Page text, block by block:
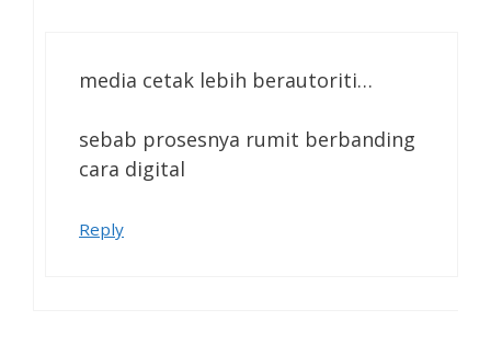
media cetak lebih berautoriti…
sebab prosesnya rumit berbanding
cara digital
Reply